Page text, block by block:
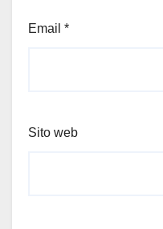
Email *
Sito web